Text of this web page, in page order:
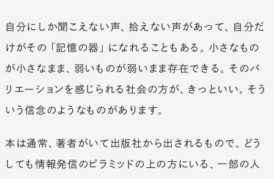
自分にしか聞こえない声、拾えない声があって、自分だ
けがその「記憶の器」になれることもある。小さなもの
が小さなまま、弱いものが弱いまま存在できる。そのバ
リエーションを感じられる社会の方が、きっといい。そう
いう信念のようなものがあります。
本は通常、著者がいて出版社から出されるもので、どう
しても情報発信のピラミッドの上の方にいる、一部の人